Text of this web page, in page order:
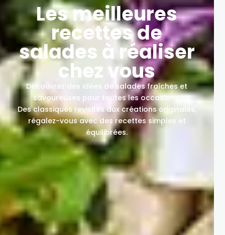
Les meilleures
recettes de
salades à réaliser
chez vous
Découvrez des idées de salades fraîches et
savoureuses pour toutes les occasions.
Des classiques revisités aux créations originales,
régalez-vous avec des recettes simples et
équilibrées.